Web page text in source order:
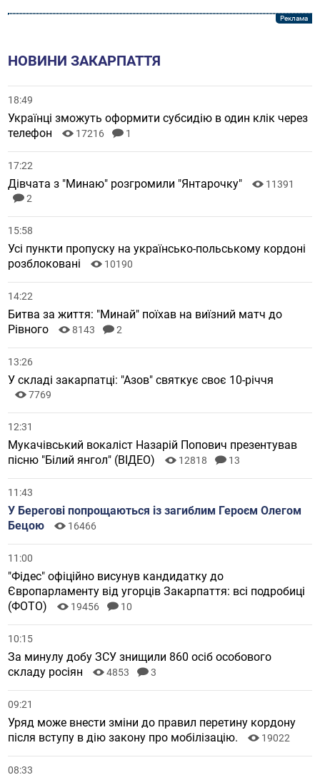
НОВИНИ ЗАКАРПАТТЯ
18:49
Українці зможуть оформити субсидію в один клік через
телефон
17216 1
17:22
Дівчата з "Минаю" розгромили "Янтарочку"
11391
2
15:58
Усі пункти пропуску на українсько-польському кордоні
розблоковані
10190
14:22
Битва за життя: "Минай" поїхав на виїзний матч до
Рівного
8143 2
13:26
У складі закарпатці: "Азов" святкує своє 10-річчя
7769
12:31
Мукачівський вокаліст Назарій Попович презентував
пісню "Білий янгол" (ВІДЕО)
12818 13
11:43
У Берегові попрощаються із загиблим Героєм Олегом
Бецою
16466
11:00
"Фідес" офіційно висунув кандидатку до
Європарламенту від угорців Закарпаття: всі подробиці
(ФОТО)
19456 10
10:15
За минулу добу ЗСУ знищили 860 осіб особового
складу росіян
4853 3
09:21
Уряд може внести зміни до правил перетину кордону
після вступу в дію закону про мобілізацію.
19022
08:33